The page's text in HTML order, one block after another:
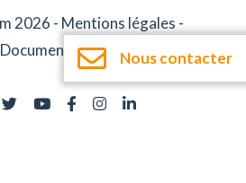
2026 - Mentions légales -
Documentation
Nous contacter